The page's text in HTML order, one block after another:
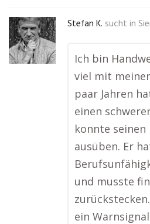
Stefan K. sucht in
Ich bin
viel mit
paar Jahren
einen
konnte
ausüben. Er
und musste
ein